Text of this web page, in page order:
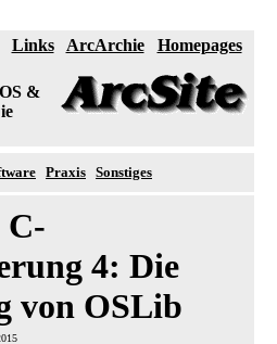
Links ArcArchie Homepages
&
Praxis Sonstiges
C-
4: Die
von OSLib